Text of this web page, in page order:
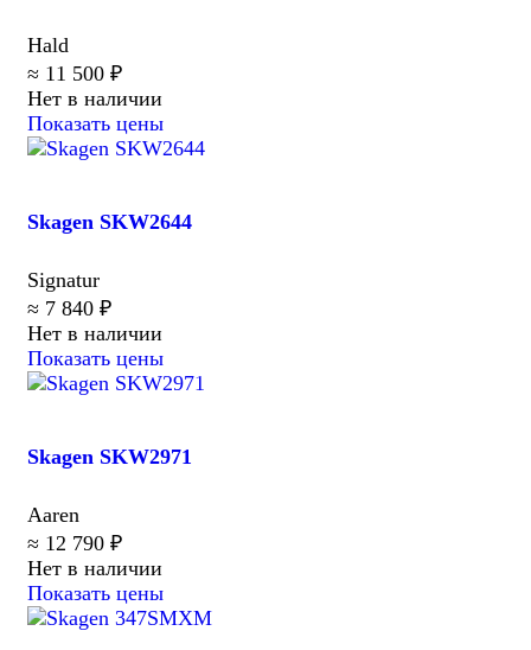
Hald
≈ 11 500 ₽
Нет в наличии
Показать цены
Skagen SKW2644
Signatur
≈ 7 840 ₽
Нет в наличии
Показать цены
Skagen SKW2971
Aaren
≈ 12 790 ₽
Нет в наличии
Показать цены